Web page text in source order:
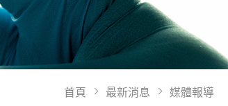
首頁 最新消息 媒體報導